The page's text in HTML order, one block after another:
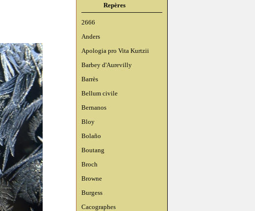
Repères
2666
Anders
Apologia pro Vita Kurtzii
Barbey d'Aurevilly
Barrès
Bellum civile
Bernanos
Bloy
Bolaño
Boutang
Broch
Browne
Burgess
Cacographes